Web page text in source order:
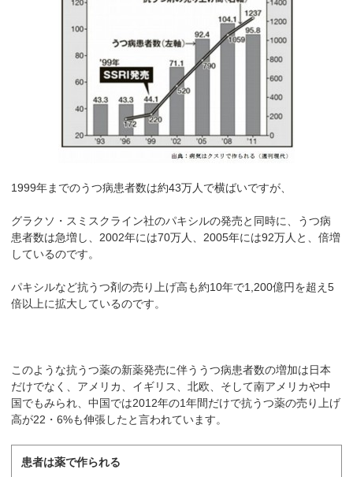
1999年までのうつ病患者数は約43万人で横ばいですが、
グラクソ・スミスクライン社のパキシルの発売と同時に、うつ病
患者数は急増し、2002年には70万人、2005年には92万人と、倍増
しているのです。
パキシルなど抗うつ剤の売り上げ高も約10年で1,200億円を超え5
倍以上に拡大しているのです。
このような抗うつ薬の新薬発売に伴ううつ病患者数の増加は日本
だけでなく、アメリカ、イギリス、北欧、そして南アメリカや中
国でもみられ、中国では2012年の1年間だけで抗うつ薬の売り上げ
高が22・6%も伸張したと言われています。
患者は薬で作られる